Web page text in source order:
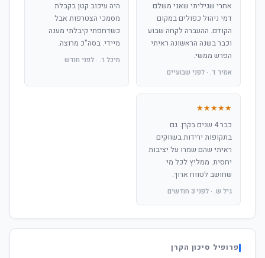
אחרי שגיליתי שאני משלם
דמי ניהול כפולים במקום
הקודם. ההעברה לקחה שבוע
וכבר בשנה הראשונה ראיתי
הפרש ממשי.
אמיר ד. · לפני שבועיים
היה עיכוב קטן בקבלת
מסמכי הצטרפות אבל
כשדחפתי קיבלתי מענה
מיידי. בסה"כ מרוצה.
מיכל ר. · לפני חודש
★★★★★
כבר 4 שנים בקרן. גם
בתקופות ירידות בשווקים
ראיתי שהם שמרו על יציבות
יחסית. ממליץ לכל מי
שחושב לטווח ארוך.
גיל ש. · לפני 3 חודשים
פרופיל סיכון הקרן